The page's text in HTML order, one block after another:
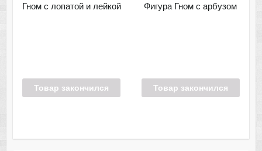
Гном с лопатой и лейкой
Товар закончился
Фигура Гном с арбузом
Товар закончился